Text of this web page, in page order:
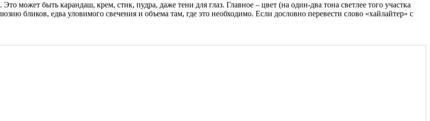
может быть карандаш, крем, стик, пудра, даже тени для глаз. Главное – цвет (на один-два тона светлее того участка
бликов, едва уловимого свечения и объема там, где это необходимо. Если дословно перевести слово «хайлайтер» с